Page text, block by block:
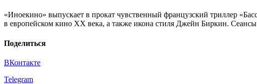
«Иноекино» выпускает в прокат чувственный французский триллер
в европейском кино XX века, а также икона стиля Джейн Биркин.
Поделиться
ВКонтакте
Telegram